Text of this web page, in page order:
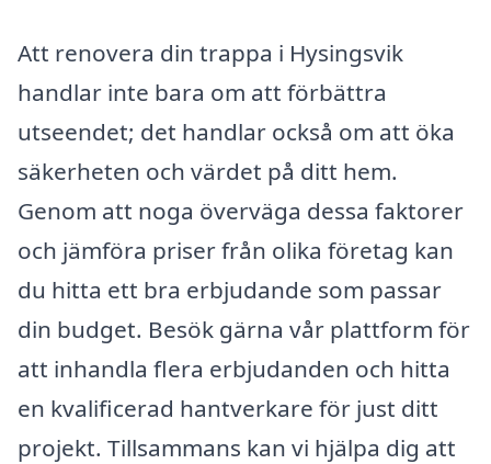
Att renovera din trappa i Hysingsvik
handlar inte bara om att förbättra
utseendet; det handlar också om att öka
säkerheten och värdet på ditt hem.
Genom att noga överväga dessa faktorer
och jämföra priser från olika företag kan
du hitta ett bra erbjudande som passar
din budget. Besök gärna vår plattform för
att inhandla flera erbjudanden och hitta
en kvalificerad hantverkare för just ditt
projekt. Tillsammans kan vi hjälpa dig att